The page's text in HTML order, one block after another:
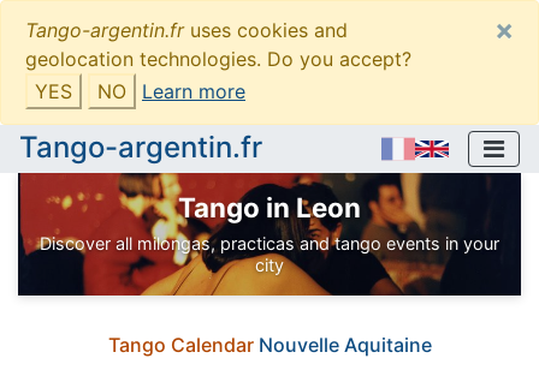
Tango-argentin.fruses cookies and
geolocation technologies. Do you accept?
YES
NO Learn more
×
Tango-argentin.fr
Tango in Leon
Discover all milongas, practicas and tango events in your
city
Tango Calendar Nouvelle Aquitaine